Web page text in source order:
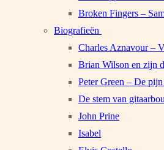
Broken Fingers –
Biografieën
Charles Aznavour –
Brian Wilson en zijn
Peter Green – De
De stem van
John Prine
Isabel